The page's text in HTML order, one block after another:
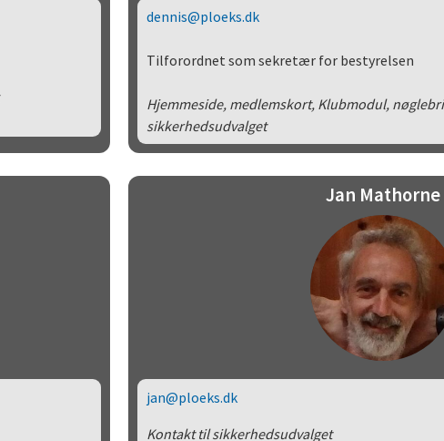
dennis@ploeks.dk
Tilforordnet som sekretær for bestyrelsen
Hjemmeside, medlemskort, Klubmodul,
sikkerhedsudvalget
Jan Mathorne
jan@ploeks.dk
Kontakt til sikkerhedsudvalget